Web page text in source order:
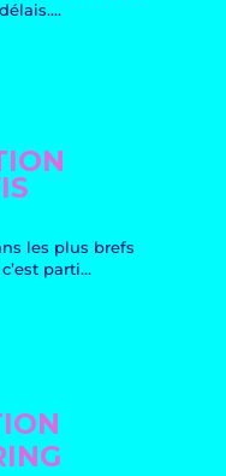
les plus brefs
parti…